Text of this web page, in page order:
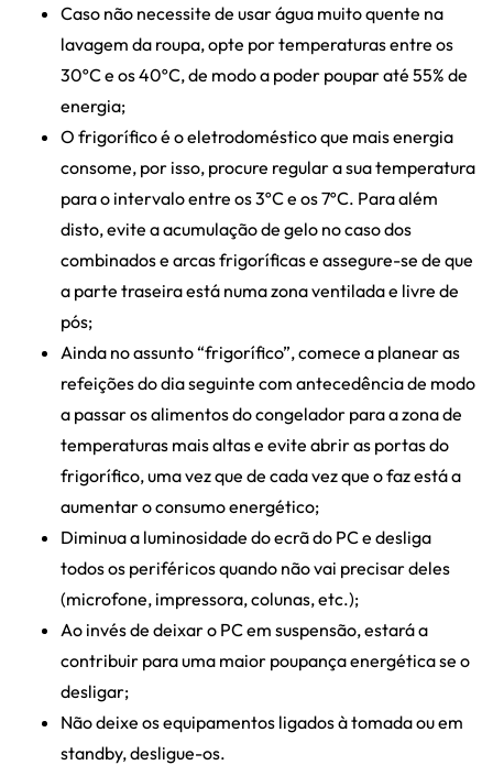
Caso não necessite de usar água muito quente na
lavagem da roupa, opte por temperaturas entre os
30ºC e os 40ºC, de modo a poder poupar até 55% de
energia;
O frigorífico é o eletrodoméstico que mais energia
consome, por isso, procure regular a sua temperatura
para o intervalo entre os 3ºC e os 7ºC. Para além
disto, evite a acumulação de gelo no caso dos
combinados e arcas frigoríficas e assegure-se de que
a parte traseira está numa zona ventilada e livre de
pós;
Ainda no assunto “frigorífico”, comece a planear as
refeições do dia seguinte com antecedência de modo
a passar os alimentos do congelador para a zona de
temperaturas mais altas e evite abrir as portas do
frigorífico, uma vez que de cada vez que o faz está a
aumentar o consumo energético;
Diminua a luminosidade do ecrã do PC e desliga
todos os periféricos quando não vai precisar deles
(microfone, impressora, colunas, etc.);
Ao invés de deixar o PC em suspensão, estará a
contribuir para uma maior poupança energética se o
desligar;
Não deixe os equipamentos ligados à tomada ou em
standby, desligue-os.